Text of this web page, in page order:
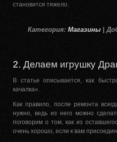
становится тяжело.
Категория: Магазины |
2. Делаем игрушку
В статье описывается, как
качалка».
Как правило, после ремонта
нужно, ведь из него можно
поговорим о том, как из
очень хорошо, если к вам